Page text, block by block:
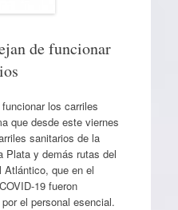
de funcionar
los carriles
que desde este viernes
sanitarios de la
Plata y demás rutas del
que en el
19 fueron
el personal esencial.